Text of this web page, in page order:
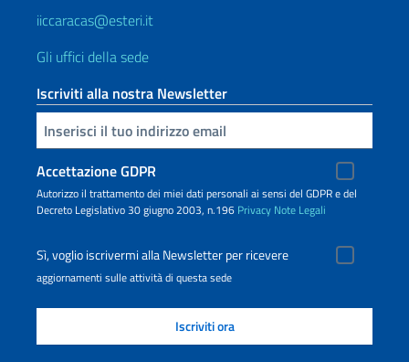
iiccaracas@esteri.it
Gli uffici della sede
Iscriviti alla nostra Newsletter
Inserisci la tua email
Accettazione GDPR
Autorizzo il trattamento dei miei dati personali ai sensi del GDPR e del
Decreto Legislativo 30 giugno 2003, n.196 Privacy Note Legali
Sì, voglio iscrivermi alla Newsletter per ricevere
aggiornamenti sulle attività di questa sede